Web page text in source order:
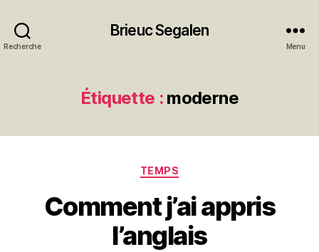
Recherche
Brieuc Segalen
Menu
Étiquette : moderne
Catégories
TEMPS
Comment j’ai appris
l’anglais